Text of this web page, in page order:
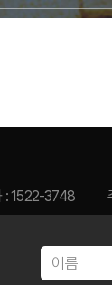
: 1522-3748